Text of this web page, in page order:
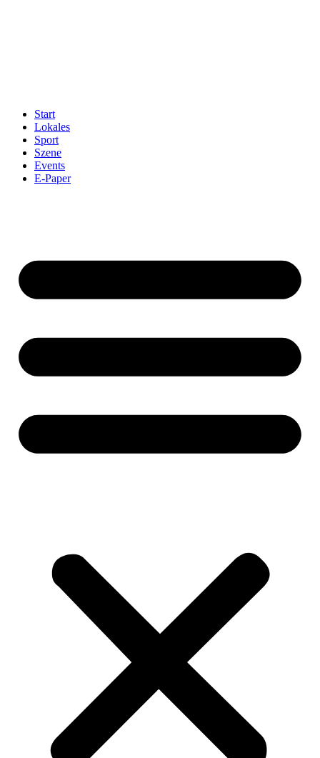
Start
Lokales
Sport
Szene
Events
E-Paper